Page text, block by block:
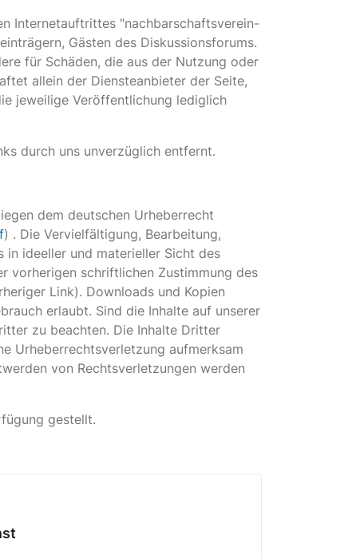
Internetauftrittes "nachbarschaftsverein-
Gästen des Diskussionsforums.
für Schäden, die aus der Nutzung oder
allein der Diensteanbieter der Seite,
jeweilige Veröffentlichung lediglich
durch uns unverzüglich entfernt.
dem deutschen Urheberrecht
) . Die Vervielfältigung, Bearbeitung,
ideeller und materieller Sicht des
vorherigen schriftlichen Zustimmung des
Link). Downloads und Kopien
erlaubt. Sind die Inhalte auf unserer
zu beachten. Die Inhalte Dritter
Urheberrechtsverletzung aufmerksam
von Rechtsverletzungen werden
gestellt.